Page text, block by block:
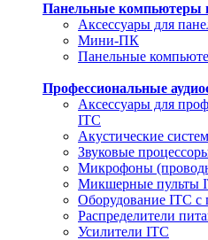
Панельные
Аксессуары для
Мини-ПК
Панельные
Профессиональные
Аксессуары для
ITC
Акустические
Звуковые
Микрофоны
Микшерные пульты
Оборудование ITC с
Распределители
Усилители ITC